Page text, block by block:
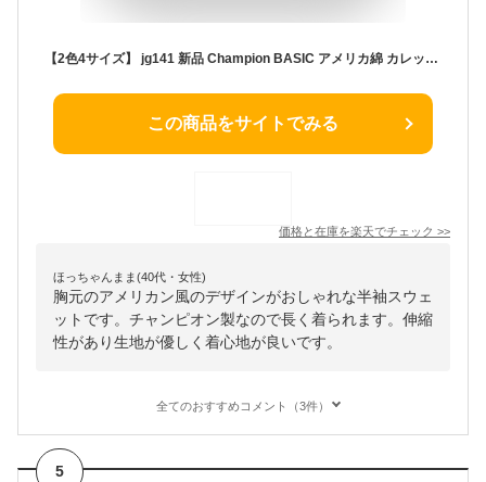
【2色4サイズ】 jg141 新品 Champion BASIC アメリカ綿 カレッジプリント 半袖 スウェットシャツ C3-X017 メンズ チャンピオン COTTON USA CVCフレンチテリー ラバープリント 裏毛 ベーシック スエット トリコタグ 【smtb-kd】
この商品をサイトでみる
価格と在庫を楽天でチェック >>
ほっちゃんまま(40代・女性)
胸元のアメリカン風のデザインがおしゃれな半袖スウェ
ットです。チャンピオン製なので長く着られます。伸縮
性があり生地が優しく着心地が良いです。
全てのおすすめコメント（3件）
5